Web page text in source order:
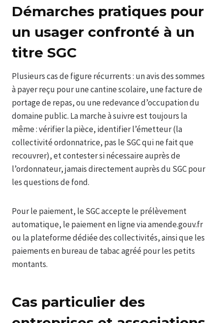
Démarches pratiques pour
un usager confronté à un
titre SGC
Plusieurs cas de figure récurrents : un avis des sommes
à payer reçu pour une cantine scolaire, une facture de
portage de repas, ou une redevance d’occupation du
domaine public. La marche à suivre est toujours la
même : vérifier la pièce, identifier l’émetteur (la
collectivité ordonnatrice, pas le SGC qui ne fait que
recouvrer), et contester si nécessaire auprès de
l’ordonnateur, jamais directement auprès du SGC pour
les questions de fond.
Pour le paiement, le SGC accepte le prélèvement
automatique, le paiement en ligne via amende.gouv.fr
ou la plateforme dédiée des collectivités, ainsi que les
paiements en bureau de tabac agréé pour les petits
montants.
Cas particulier des